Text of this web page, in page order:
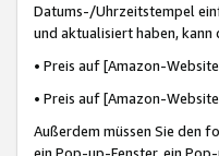
Datums-/Uhrzeitstempel
und aktualisiert haben,
• Preis auf [Amazon-
• Preis auf [Amazon-
Außerdem müssen Sie den
ein Pop-up-Fenster, ein